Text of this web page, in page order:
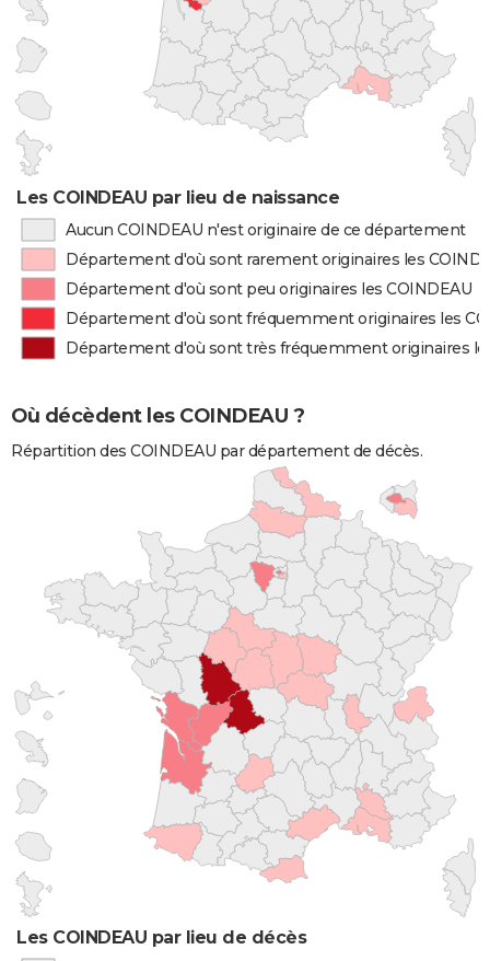
Les COINDEAU par lieu de naissance
Aucun COINDEAU n'est originaire de ce département
Département d'où sont rarement originaires les
Département d'où sont peu originaires les COINDEAU
Département d'où sont fréquemment originaires les
Département d'où sont très fréquemment originaires
Où décèdent les COINDEAU ?
Répartition des COINDEAU par département de décès.
Les COINDEAU par lieu de décès